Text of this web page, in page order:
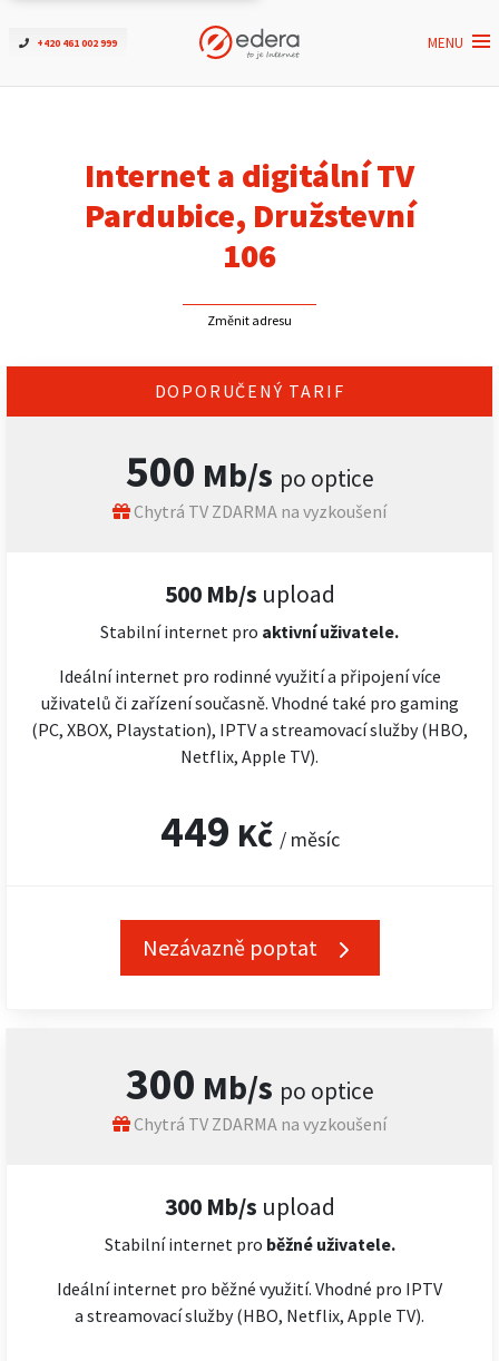
+420 461 002 999 MENU
Ověřit dostupnost
ČEZNET TV
Kontakt
Internet a digitální TV
Pardubice, Družstevní
106
Změnit adresu
300 Mb/s po optice
Chytrá TV ZDARMA na vyzkoušení
300 Mb/s upload
Stabilní internet pro běžné uživatele.
Ideální internet pro běžné využití. Vhodné pro IPTV
a streamovací služby (HBO, Netflix, Apple TV).
DOPORUČENÝ TARIF
500 Mb/s po optice
Chytrá TV ZDARMA na vyzkoušení
500 Mb/s upload
Stabilní internet pro aktivní uživatele.
Ideální internet pro rodinné využití a připojení více
uživatelů či zařízení současně. Vhodné také pro gaming
(PC, XBOX, Playstation), IPTV a streamovací služby (HBO,
Netflix, Apple TV).
449 Kč / měsíc
Nezávazně poptat